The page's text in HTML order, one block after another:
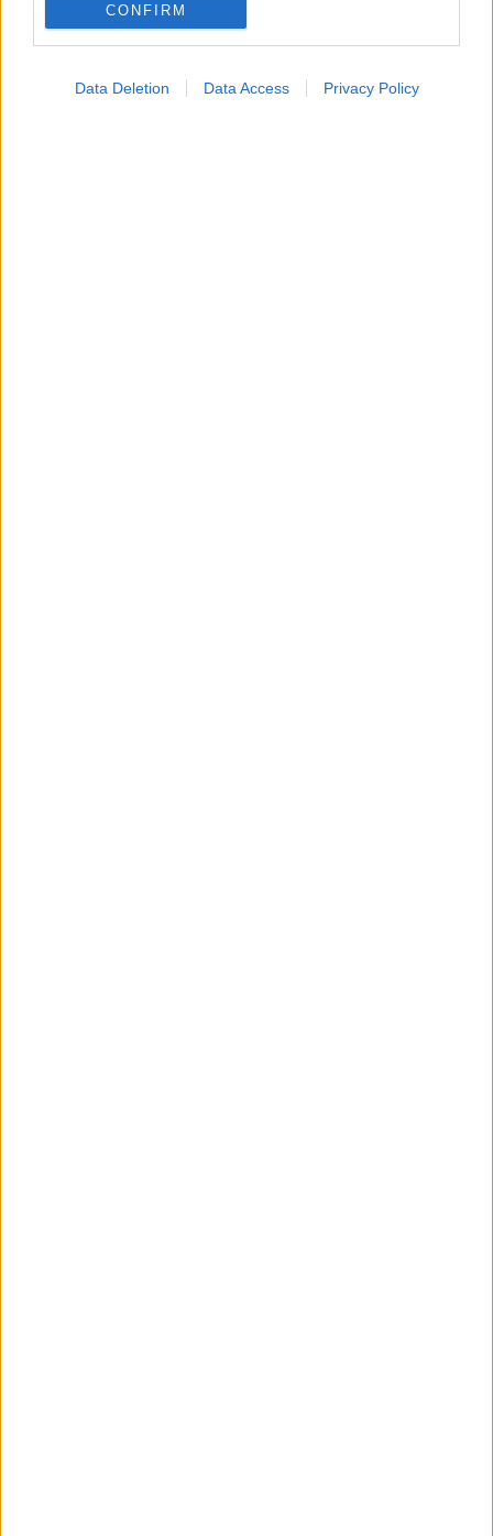
CONFIRM
Data Deletion Data Access Privacy Policy